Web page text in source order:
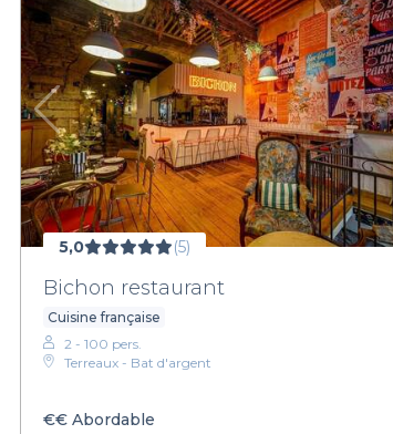
5,0 (5)
Bichon restaurant
Cuisine française
2 - 100 pers.
Terreaux - Bat d'argent
€€ Abordable